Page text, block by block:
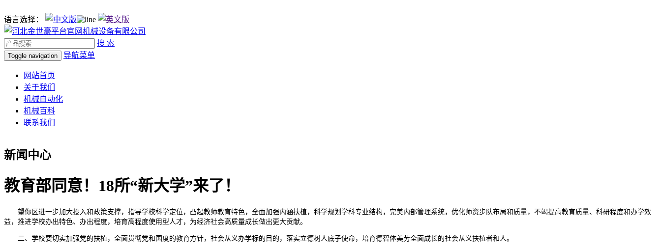
语言选择：
搜 索
Toggle navigation 导航菜单
网站首页
关于我们
机械自动化
机械百科
联系我们
新闻中心
教育部同意！18所“新大学”来了！
望你区进一步加大投入和政策支撑，指导学校科学定位，凸起教师教育特色，全面加强内涵扶植，科学规划学科专业结构，完美内部管理系统，优化师资步队布局和质量，不竭提高教育质量、科研程度和办学效
益，推进学校办出特色、办出程度，培育高程度使用型人才，为经济社会高质量成长做出更大贡献。
二、学校要切实加强党的扶植，全面贯彻党和国度的教育方针，社会从义办学标的目的，落实立德树人底子使命，培育德智体美劳全面成长的社会从义扶植者和人。